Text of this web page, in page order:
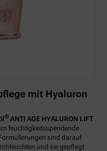
mit Hyaluron
® ANTI AGE HYALURON LIFT
feuchtigkeitsspendende
sind darauf
und sie gepflegt